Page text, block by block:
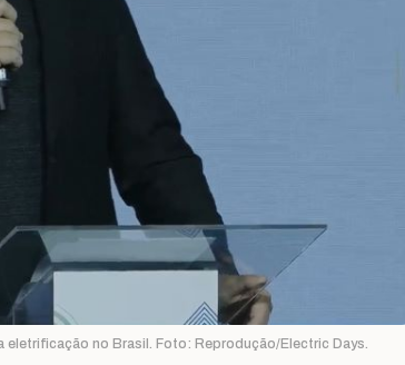
eletrificação no Brasil. Foto: Reprodução/Electric Days.